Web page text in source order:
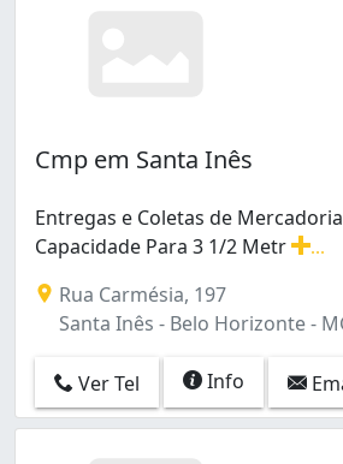
Cmp em Santa Inês
Entregas e Coletas de
Capacidade Para 3 1/2 Metr
Rua Carmésia, 197
Santa Inês - Belo Horizonte -
Ver Tel Info